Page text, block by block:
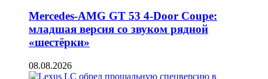
Mercedes-AMG GT 53 4-Door Coupe:
младшая версия со звуком рядной
«шестёрки»
08.08.2026